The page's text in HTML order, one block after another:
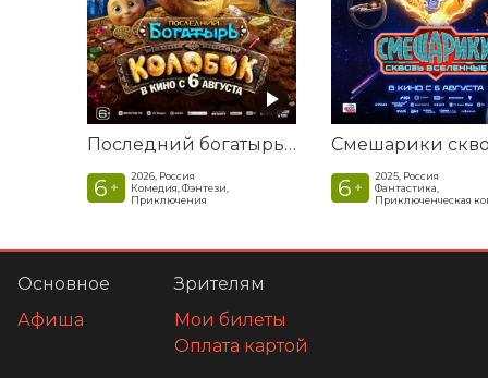
Последний богатырь. Колобок
6 +
2026, Россия
Комедия, Фэнтези,
Приключения
6 +
2025, Россия
Фантастика,
Приключенческая
Основное
Афиша
Зрителям
Мои билеты
Оплата картой